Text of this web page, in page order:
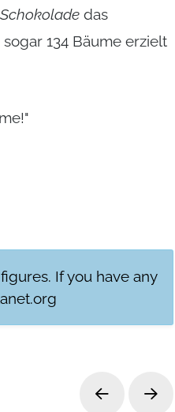
das
134 Bäume erzielt
If you have any
Prev Next